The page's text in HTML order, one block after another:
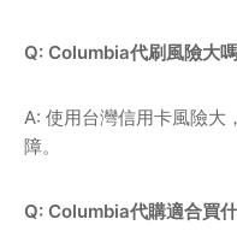
Q: Columbia代刷風險大
A: 使用台灣信用卡風險
障。
Q: Columbia代購適合買